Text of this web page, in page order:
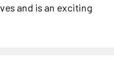
and is an exciting